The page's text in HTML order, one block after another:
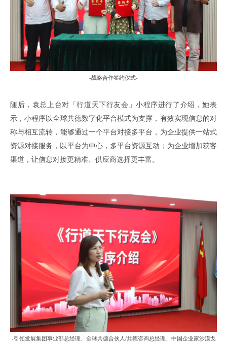
-战略合作签约仪式-
随后 ， 袁总上台对 「行道天下行友会 」小程序进行了介绍 ，她表
示 ，小程序以全球共德数字化平台模式为支撑 ， 有效实现信息的对
称与相互流转 ， 能够通过一个平台对接多平台， 为企业提供一站式
资源对接服务，以平台为中心，多平台资源互动； 为企业增加获客
渠道， 让信息对接更精准、 供应商选择更丰富。
-引领发展集团事业部总经理、全球共德合伙人 /共德咨询总经理 、中国企业家沙漠戈